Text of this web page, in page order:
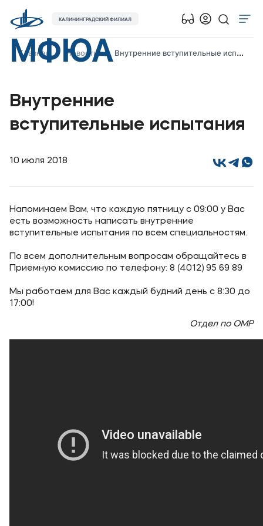
МФЮА
КАЛИНИНГРАДСКИЙ ФИЛИАЛ
Об университете
Абитуриенту
Наука
Абитуриентам
Выпускникам
Среднее профессиональное образование
Главная Новости Внутренние вступительные испытания
Внутренние
вступительные испытания
10 июля 2018
Напоминаем Вам, что каждую пятницу с 09:00 у Вас
есть возможность написать внутренние
вступительные испытания по всем специальностям.
По всем дополнительным вопросам обращайтесь в
Приемную комиссию по телефону: 8 (4012) 95 69 89
Мы работаем для Вас каждый будний день с 8:30 до
17:00!
Отдел по ОМР